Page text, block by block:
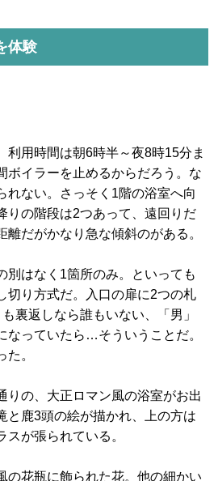
体験
利用時間は朝6時半～夜8時15分ま
ボイラーを止めるからだろう。な
れない。さっそく1階の浴室へ向
りの階段は2つあって、遠回りだ
離だがかなり急な傾斜のがある。
別はなく1箇所のみ。といっても
切り方式だ。入口の扉に2つの札
裏返しなら誰もいない、「男」
なっていたら…そういうことだ。
。
りの、大正ロマン風の浴室がお出
と鹿3頭の絵が描かれ、上の方は
スが張られている。
の花瓶に飾られた花。他の細かい